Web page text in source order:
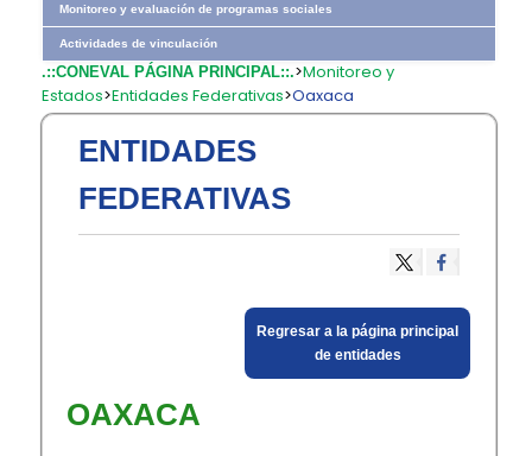
Monitoreo y evaluación de programas sociales
Actividades de vinculación
.::CONEVAL PÁGINA PRINCIPAL::.>Monitoreo y
Estados>Entidades Federativas>Oaxaca
ENTIDADES
FEDERATIVAS
Regresar a la página principal
de entidades
OAXACA